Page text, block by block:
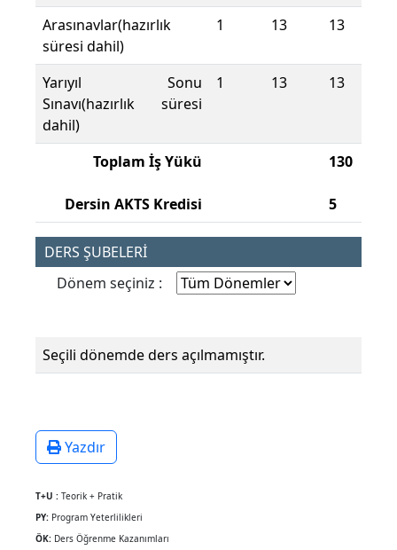
Arasınavlar(hazırlık
süresi dahil)
1 13 13
Yarıyıl Sonu
Sınavı(hazırlık süresi
dahil)
1 13 13
Toplam İş Yükü
Dersin AKTS Kredisi
130
5
DERS ŞUBELERİ
Dönem seçiniz :
Seçili dönemde ders açılmamıştır.
Yazdır
T+U : Teorik + Pratik
PY: Program Yeterlilikleri
ÖK: Ders Öğrenme Kazanımları